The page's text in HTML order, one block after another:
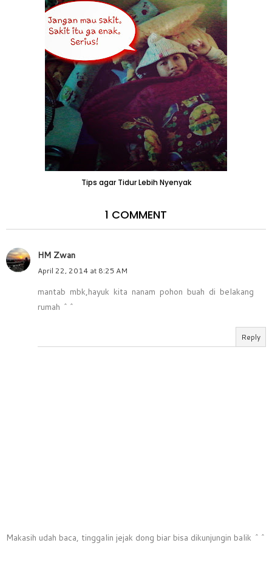
Tips agar Tidur Lebih Nyenyak
1 COMMENT
HM Zwan
April 22, 2014 at 8:25 AM
mantab mbk,hayuk kita nanam pohon buah di belakang
rumah ^^
Reply
Makasih udah baca, tinggalin jejak dong biar bisa dikunjungin balik ^^